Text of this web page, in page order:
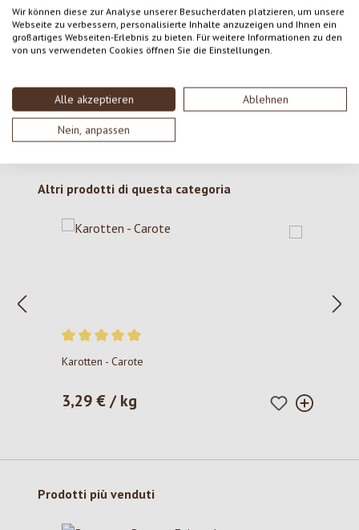
Wir können diese zur Analyse unserer Besucherdaten platzieren, um unsere
Webseite zu verbessern, personalisierte Inhalte anzuzeigen und Ihnen ein
großartiges Webseiten-Erlebnis zu bieten. Für weitere Informationen zu den
von uns verwendeten Cookies öffnen Sie die Einstellungen.
Alle akzeptieren Ablehnen
Nein, anpassen
Nessuna recensione trovata Condividi le tue opinioni
con gli altri.
Salta la galleria dei prodotti
Altri prodotti di questa categoria
Valutazione media di 5 su 5 stelle
Karotten - Carote
Prezzo normale:
3,29 € / kg
Salta la galleria dei prodotti
Prodotti più venduti